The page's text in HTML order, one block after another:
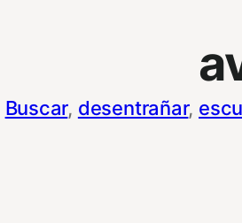
Buscar, desentrañar,